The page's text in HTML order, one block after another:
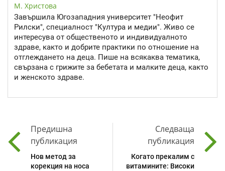
М. Христова
Завършила Югозападния университет "Неофит
Рилски", специалност "Култура и медии". Живо се
интересува от общественото и индивидуалното
здраве, както и добрите практики по отношение на
отглеждането на деца. Пише на всякаква тематика,
свързана с грижите за бебетата и малките деца, както
и женското здраве.
Предишна
публикация
Нов метод за
корекция на носа
Следваща
публикация
Когато прекалим с
витамините: Високи